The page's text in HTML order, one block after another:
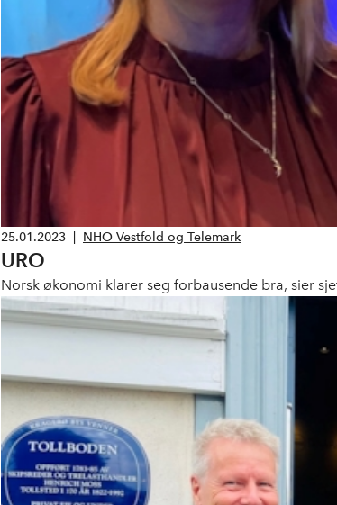
25.01.2023 NHO Vestfold og Telemark
URO
Norsk økonomi klarer seg forbausende bra, sier